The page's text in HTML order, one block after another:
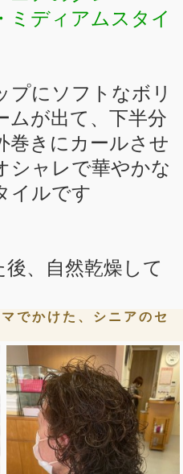
ミディアムスタイ
プにソフトなボリ
ムが出て、下半分
巻きにカールさせ
シャレで華やかな
イルです
、自然乾燥して
でかけた、シニアのセ